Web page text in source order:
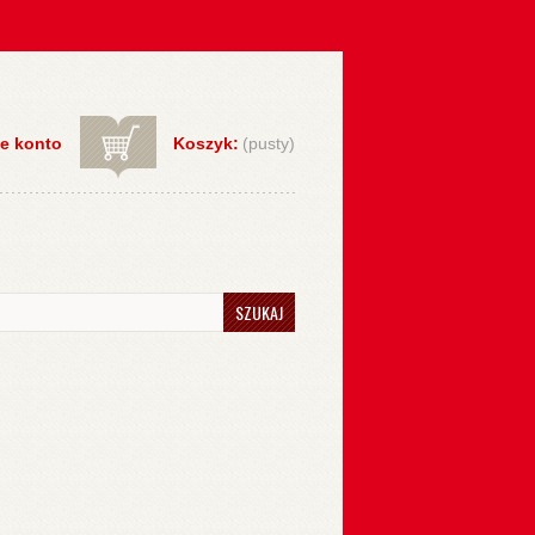
Koszyk: (pusty)
konto
SZUKAJ